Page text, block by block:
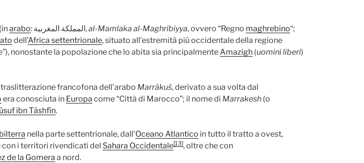
(inarabo : المملكة المغربية‎,al-Mamlaka al-Maghribiyya, ovvero “Regno maghrebino“;
dell’Africa settentrionale, situato all’estremità più occidentale della regione
nonostante la popolazione che lo abita sia principalmenteAmazigh (uomini liberi)
traslitterazione francofona dell’arabo Marrākuš, derivato a sua volta dal
era conosciuta in Europa come “Città di Marocco”; il nome di Marrakesh (o
ibn Tāshfīn.
nella parte settentrionale, dall’Oceano Atlantico in tutto il tratto a ovest,
con i territori rivendicati del Sahara Occidentale[13], oltre che con
de la Gomera a nord.